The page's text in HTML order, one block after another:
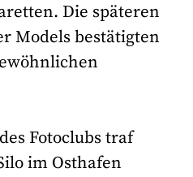
Die späteren
Models bestätigten
Fotoclubs traf
im Osthafen